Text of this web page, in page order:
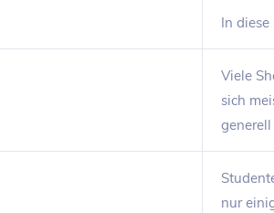
In
Viele
sich
nur